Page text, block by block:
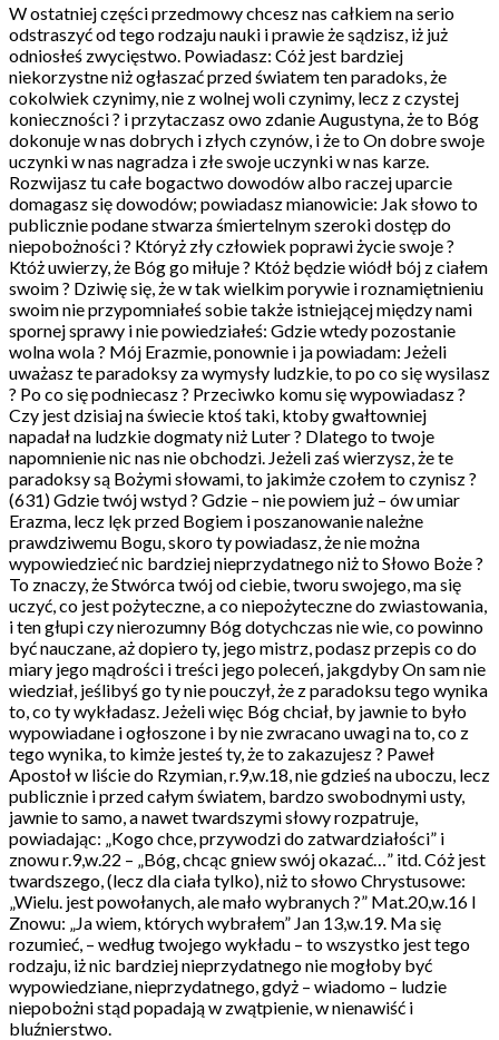
W ostatniej części przedmowy chcesz nas całkiem na serio
odstraszyć od tego rodzaju nauki i prawie że sądzisz, iż już
odniosłeś zwycięstwo. Powiadasz: Cóż jest bardziej
niekorzystne niż ogłaszać przed światem ten paradoks, że
cokolwiek czynimy, nie z wolnej woli czynimy, lecz z czystej
konieczności ? i przytaczasz owo zdanie Augustyna, że to Bóg
dokonuje w nas dobrych i złych czynów, i że to On dobre swoje
uczynki w nas nagradza i złe swoje uczynki w nas karze.
Rozwijasz tu całe bogactwo dowodów albo raczej uparcie
domagasz się dowodów; powiadasz mianowicie: Jak słowo to
publicznie podane stwarza śmiertelnym szeroki dostęp do
niepobożności ? Któryż zły człowiek poprawi życie swoje ?
Któż uwierzy, że Bóg go miłuje ? Któż będzie wiódł bój z ciałem
swoim ? Dziwię się, że w tak wielkim porywie i roznamiętnieniu
swoim nie przypomniałeś sobie także istniejącej między nami
spornej sprawy i nie powiedziałeś: Gdzie wtedy pozostanie
wolna wola ? Mój Erazmie, ponownie i ja powiadam: Jeżeli
uważasz te paradoksy za wymysły ludzkie, to po co się wysilasz
? Po co się podniecasz ? Przeciwko komu się wypowiadasz ?
Czy jest dzisiaj na świecie ktoś taki, ktoby gwałtowniej
napadał na ludzkie dogmaty niż Luter ? Dlatego to twoje
napomnienie nic nas nie obchodzi. Jeżeli zaś wierzysz, że te
paradoksy są Bożymi słowami, to jakimże czołem to czynisz ?
(631) Gdzie twój wstyd ? Gdzie – nie powiem już – ów umiar
Erazma, lecz lęk przed Bogiem i poszanowanie należne
prawdziwemu Bogu, skoro ty powiadasz, że nie można
wypowiedzieć nic bardziej nieprzydatnego niż to Słowo Boże ?
To znaczy, że Stwórca twój od ciebie, tworu swojego, ma się
uczyć, co jest pożyteczne, a co niepożyteczne do zwiastowania,
i ten głupi czy nierozumny Bóg dotychczas nie wie, co powinno
być nauczane, aż dopiero ty, jego mistrz, podasz przepis co do
miary jego mądrości i treści jego poleceń, jakgdyby On sam nie
wiedział, jeślibyś go ty nie pouczył, że z paradoksu tego wynika
to, co ty wykładasz. Jeżeli więc Bóg chciał, by jawnie to było
wypowiadane i ogłoszone i by nie zwracano uwagi na to, co z
tego wynika, to kimże jesteś ty, że to zakazujesz ? Paweł
Apostoł w liście do Rzymian, r.9,w.18, nie gdzieś na uboczu, lecz
publicznie i przed całym światem, bardzo swobodnymi usty,
jawnie to samo, a nawet twardszymi słowy rozpatruje,
powiadając: „Kogo chce, przywodzi do zatwardziałości” i
znowu r.9,w.22 – „Bóg, chcąc gniew swój okazać…” itd. Cóż jest
twardszego, (lecz dla ciała tylko), niż to słowo Chrystusowe:
„Wielu. jest powołanych, ale mało wybranych ?” Mat.20,w.16 I
Znowu: „Ja wiem, których wybrałem” Jan 13,w.19. Ma się
rozumieć, – według twojego wykładu – to wszystko jest tego
rodzaju, iż nic bardziej nieprzydatnego nie mogłoby być
wypowiedziane, nieprzydatnego, gdyż – wiadomo – ludzie
niepobożni stąd popadają w zwątpienie, w nienawiść i
bluźnierstwo.